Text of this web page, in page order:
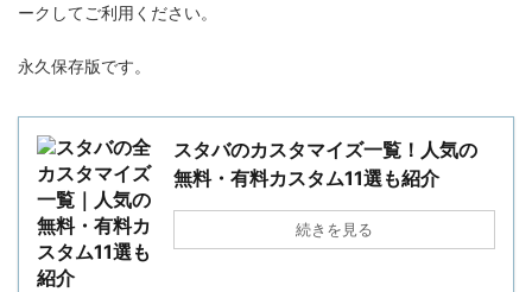
ークしてご利用ください。
永久保存版です。
スタバのカスタマイズ一覧！人気の
無料・有料カスタム11選も紹介
続きを見る